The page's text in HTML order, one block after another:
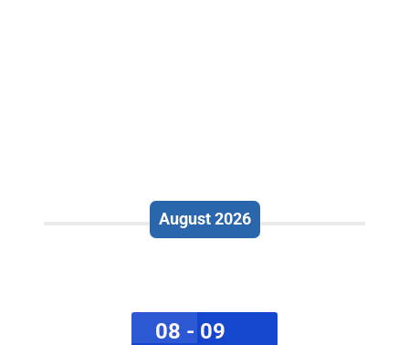
August 2026
08 - 09